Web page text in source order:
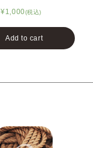
¥1,000
Add to cart